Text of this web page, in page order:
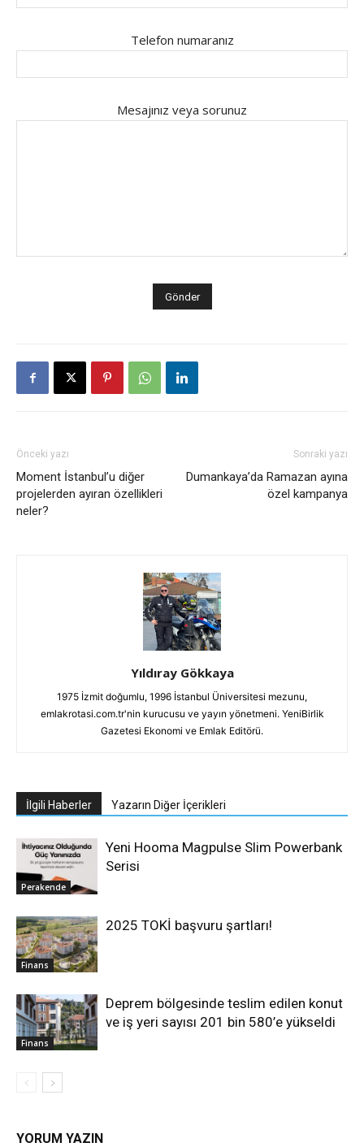
Telefon numaranız
Mesajınız veya sorunuz
Önceki yazı
Moment İstanbul’u diğer
projelerden ayıran özellikleri
neler?
Sonraki yazı
Dumankaya’da Ramazan ayına
özel kampanya
Yıldıray Gökkaya
1975 İzmit doğumlu, 1996 İstanbul Üniversitesi mezunu,
emlakrotasi.com.tr'nin kurucusu ve yayın yönetmeni. YeniBirlik
Gazetesi Ekonomi ve Emlak Editörü.
İlgili Haberler Yazarın Diğer İçerikleri
Perakende
Yeni Hooma Magpulse Slim Powerbank
Serisi
Finans
2025 TOKİ başvuru şartları!
Finans
Deprem bölgesinde teslim edilen konut
ve iş yeri sayısı 201 bin 580’e yükseldi
YORUM YAZIN